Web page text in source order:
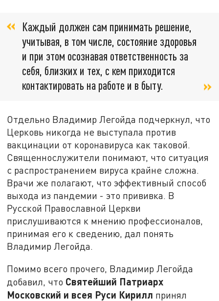
Каждый должен сам принимать решение,
учитывая, в том числе, состояние здоровья
и при этом осознавая ответственность за
себя, близких и тех, с кем приходится
контактировать на работе и в быту.
Отдельно Владимир Легойда подчеркнул, что
Церковь никогда не выступала против
вакцинации от коронавируса как таковой.
Священнослужители понимают, что ситуация
с распространением вируса крайне сложна.
Врачи же полагают, что эффективный способ
выхода из пандемии - это прививка. В
Русской Православной Церкви
прислушиваются к мнению профессионалов,
принимая его к сведению, дал понять
Владимир Легойда.
Помимо всего прочего, Владимир Легойда
добавил, что Святейший Патриарх
Московский и всея Руси Кирилл принял